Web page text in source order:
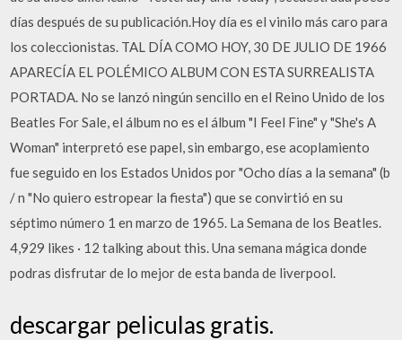
días después de su publicación.Hoy día es el vinilo más caro para
los coleccionistas. TAL DÍA COMO HOY, 30 DE JULIO DE 1966
APARECÍA EL POLÉMICO ALBUM CON ESTA SURREALISTA
PORTADA. No se lanzó ningún sencillo en el Reino Unido de los
Beatles For Sale, el álbum no es el álbum "I Feel Fine" y "She's A
Woman" interpretó ese papel, sin embargo, ese acoplamiento
fue seguido en los Estados Unidos por "Ocho días a la semana" (b
/ n "No quiero estropear la fiesta") que se convirtió en su
séptimo número 1 en marzo de 1965. La Semana de los Beatles.
4,929 likes · 12 talking about this. Una semana mágica donde
podras disfrutar de lo mejor de esta banda de liverpool.
descargar peliculas gratis.